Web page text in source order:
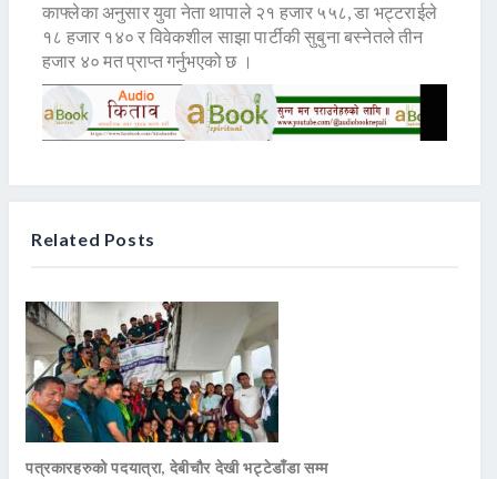
काफ्लेका अनुसार युवा नेता थापाले २१ हजार ५५८, डा भट्टराईले
१८ हजार १४० र विवेकशील साझा पार्टीकी सुबुना बस्नेतले तीन
हजार ४० मत प्राप्त गर्नुभएको छ ।
Related Posts
पत्रकारहरुको पदयात्रा, देबीचौर देखी भट्टेडाँडा सम्म